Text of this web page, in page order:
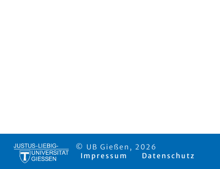
© UB Gießen, 2026
Impressum
Datenschutz